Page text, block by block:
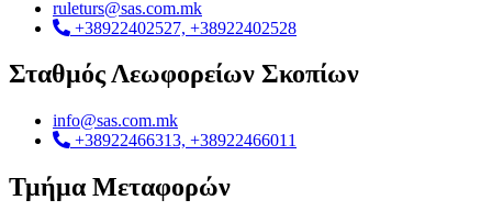
ruleturs@sas.com.mk
+38922402527, +38922402528
Σταθμός Λεωφορείων Σκοπίων
info@sas.com.mk
+38922466313, +38922466011
Τμήμα Μεταφορών